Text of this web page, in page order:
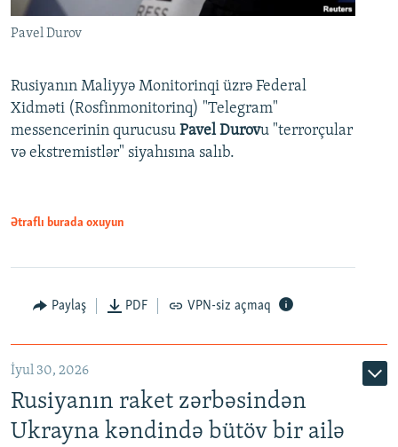
Pavel Durov
Rusiyanın Maliyyə Monitorinqi üzrə Federal
Xidməti (Rosfinmonitorinq) "Telegram"
messencerinin qurucusu Pavel Durovu "terrorçular
və ekstremistlər" siyahısına salıb.
Ətraflı burada oxuyun
Paylaş PDF VPN-siz açmaq
İyul 30, 2026
Rusiyanın raket zərbəsindən
Ukrayna kəndində bütöv bir ailə